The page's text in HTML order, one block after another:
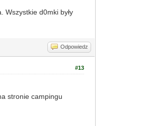
Wszystkie d0mki były
Odpowiedz
#13
stronie campingu